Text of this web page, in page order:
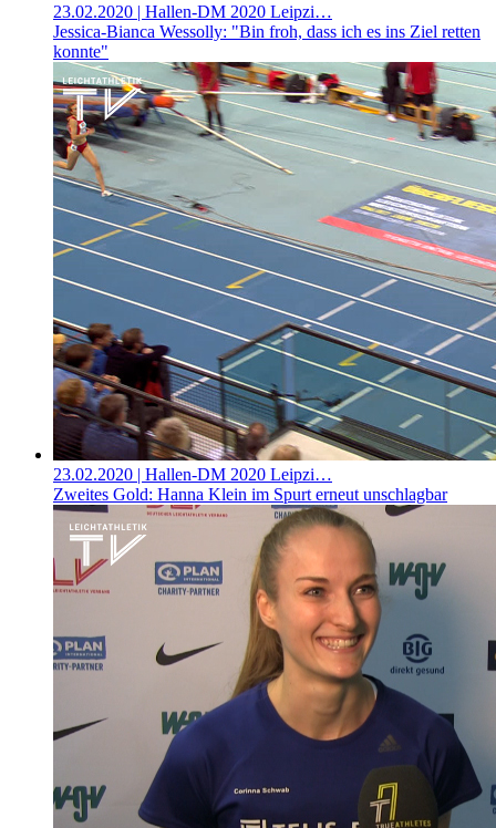
23.02.2020 | Hallen-DM 2020 Leipzi…
Jessica-Bianca Wessolly: "Bin froh, dass ich es ins Ziel retten
konnte"
23.02.2020 | Hallen-DM 2020 Leipzi…
Zweites Gold: Hanna Klein im Spurt erneut unschlagbar